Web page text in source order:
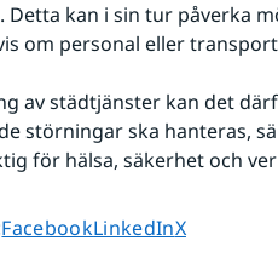
Detta kan i sin tur påverka
om personal eller
av städtjänster kan det
störningar ska hanteras,
för hälsa, säkerhet och
Dela sidan på
FacebookDela sidan på
LinkedInDela sidan
X